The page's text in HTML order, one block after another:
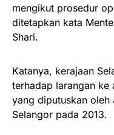
mengikut prosedur
ditetapkan kata
Shari.
Katanya, kerajaan
terhadap larangan ke
yang diputuskan oleh
Selangor pada 2013.